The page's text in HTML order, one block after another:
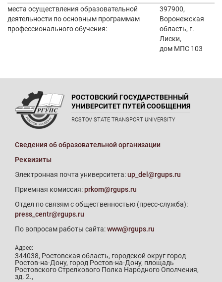
места осуществления образовательной
деятельности по основным программам
профессионального обучения:
397900,
Воронежская
область, г.
Лиски,
дом МПС 103
РОСТОВСКИЙ ГОСУДАРСТВЕННЫЙ
УНИВЕРСИТЕТ ПУТЕЙ СООБЩЕНИЯ
ROSTOV STATE TRANSPORT UNIVERSITY
Сведения об образовательной организации
Реквизиты
Электронная почта университета:up_del@rgups.ru
Приемная комиссия:prkom@rgups.ru
Отдел по связям с общественностью (пресс-служба):
press_centr@rgups.ru
По вопросам работы сайта:www@rgups.ru
Адрес:
344038, Ростовская область, городской округ город
Ростов-на-Дону, город Ростов-на-Дону, площадь
Ростовского Стрелкового Полка Народного Ополчения,
зд. 2.,